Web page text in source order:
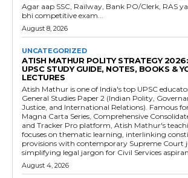
Agar aap SSC, Railway, Bank PO/Clerk, RAS
bhi competitive exam...
August 8, 2026
UNCATEGORIZED
ATISH MATHUR POLITY STRATEGY
UPSC STUDY GUIDE, NOTES, BOOKS &
LECTURES
Atish Mathur is one of India's top UPSC
General Studies Paper 2 (Indian Polity,
Justice, and International Relations). Famous
Magna Carta Series, Comprehensive
and Tracker Pro platform, Atish Mathur's
focuses on thematic learning, interlinking
provisions with contemporary Supreme Court
simplifying legal jargon for Civil Services
August 4, 2026